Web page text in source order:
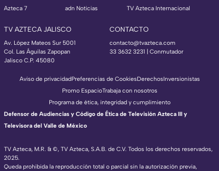
Azteca 7
adn Noticias
TV Azteca Internacional
TV AZTECA JALISCO
Av. López Mateos Sur 5001
Col. Las Águilas Zapopan
Jalisco C.P. 45080
CONTACTO
contacto@tvazteca.com
33 3632 3231 | Conmutador
TV Azteca, M.R. & ©, TV Azteca, S.A.B. de C.V. Todos los derechos reservados,
2025.
Queda prohibida la reproducción total o parcial sin la autorización previa,
Aviso de privacidadPreferencias de CookiesDerechosInversionistas
Promo EspacioTrabaja con nosotros
Programa de ética, integridad y cumplimiento
Defensor de Audiencias y Código de Ética de Televisión Azteca III y
Televisora del Valle de México